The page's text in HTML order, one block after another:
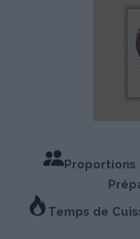
Proportions
Temps de